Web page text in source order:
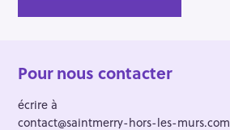
Pour nous contacter
écrire à
contact@saintmerry-hors-les-murs.com